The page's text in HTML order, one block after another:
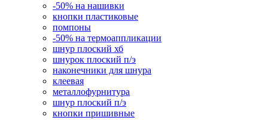
-50% на нашивки
кнопки пластиковые
помпоны
-50% на термоаппликации
шнур плоский хб
шнурок плоский п/э
наконечники для шнура
клеевая
металлофурнитура
шнур плоский п/э
кнопки пришивные